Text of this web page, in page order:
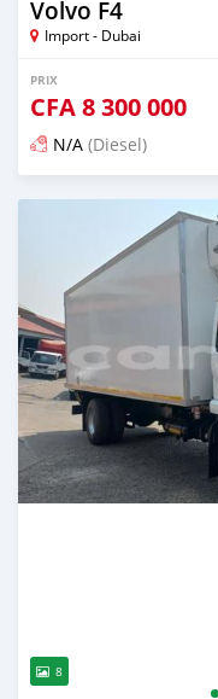
Volvo F4
Import - Dubai
PRIX
CFA8 300 000
N/A (Diesel)
Publié il y a plus de 2 ans
8